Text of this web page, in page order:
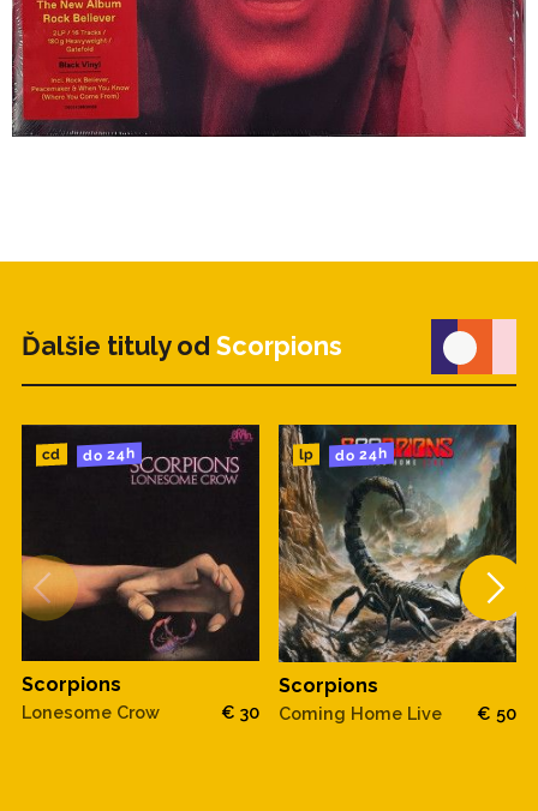
Ďalšie tituly od Scorpions
cd do 24h
Scorpions
Lonesome Crow € 30
lp do 24h
Scorpions
Coming Home Live € 50